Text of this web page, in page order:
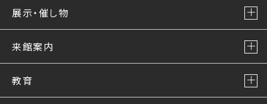
展示・催し物
来館案内
教育